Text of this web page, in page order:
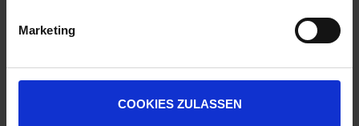
Marketing
COOKIES ZULASSEN
Fuego Top